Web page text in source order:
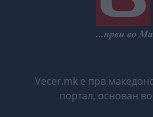
Vecer.mk е прв
портал, основан